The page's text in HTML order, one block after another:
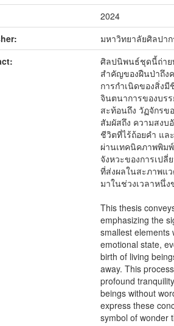
2024
มหาวิทยาลัยศิลปาก
ศิลปนิพนธ์ชุดนี้ถ่าย
สำคัญของฝืนป่าถึง
การกำเนิดของสิ่ง
จินตนาการของบร
สะท้อนถึง วัฏจักรข
สัมผัสถึง ความสงบ
ชีวิตที่ไร้ถ้อยคำ แล
ผ่านเทคนิคภาพพิม
จังหวะของการเป
ที่ส่งผลในสะภาพแ
มาในช่วงเวลาหนึ่
This thesis
emphasizing the
smallest elements
emotional state,
birth of living
away. This
profound
beings without
express these
symbol of wonder